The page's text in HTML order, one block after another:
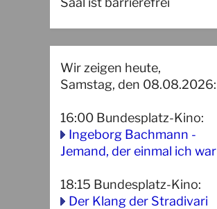
Wir zeigen heute,
Samstag, den 08.08.2026:
16:00 Bundesplatz-Kino:
Ingeborg Bachmann -
Jemand, der einmal ich war
18:15 Bundesplatz-Kino:
Der Klang der Stradivari